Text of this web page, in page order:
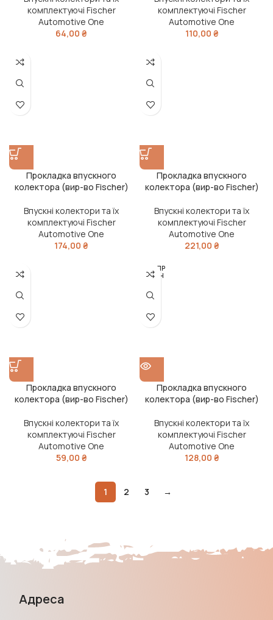
комплектуючі Fischer
Automotive One
64,00 ₴
комплектуючі Fischer
Automotive One
110,00 ₴
Прокладка впускного
колектора (вир-во Fischer)
Впускні колектори та їх
комплектуючі Fischer
Automotive One
174,00 ₴
Прокладка впускного
колектора (вир-во Fischer)
Впускні колектори та їх
комплектуючі Fischer
Automotive One
221,00 ₴
Прокладка впускного
колектора (вир-во Fischer)
Впускні колектори та їх
комплектуючі Fischer
Automotive One
59,00 ₴
РОЗПР
ОДАН
Прокладка впускного
колектора (вир-во Fischer)
Впускні колектори та їх
комплектуючі Fischer
Automotive One
128,00 ₴
1 2 3 →
Адреса